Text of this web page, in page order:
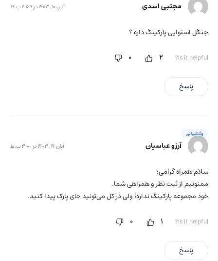
مجتبی اسدی آبان 10, 1403 در 11:59 ب.ظ
جنگل استوایی پارکینگ داره ؟
is it helpful?
2
0
پاسخ
آرزو عباسیان
پشتیبانی
آبان 14, 1403 در 3:00 ب.ظ
سلام همراه گرامی؛
ممنونیم از ثبت نظر و همراهی شما.
خود مجموعه پارکینگ نداره؛ ولی در کل می‌تونید جای پارک پیدا کنید.
is it helpful?
1
0
پاسخ